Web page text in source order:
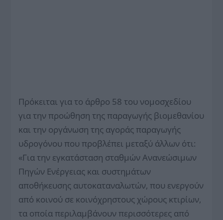
Πρόκειται για το άρθρο 58 του νομοσχεδίου
για την προώθηση της παραγωγής βιομεθανίου
και την οργάνωση της αγοράς παραγωγής
υδρογόνου που προβλέπει μεταξύ άλλων ότι:
«Για την εγκατάσταση σταθμών Ανανεώσιμων
Πηγών Ενέργειας και συστημάτων
αποθήκευσης αυτοκαταναλωτών, που ενεργούν
από κοινού σε κοινόχρηστους χώρους κτιρίων,
τα οποία περιλαμβάνουν περισσότερες από